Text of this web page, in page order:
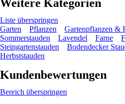
Weitere Kategorien
Liste überspringen
Garten
Pflanzen Gartenpflanzen &
Sommerstauden
Lavendel Farne
Steingartenstauden
Bodendecker
Herbststauden
Kundenbewertungen
Bereich überspringen